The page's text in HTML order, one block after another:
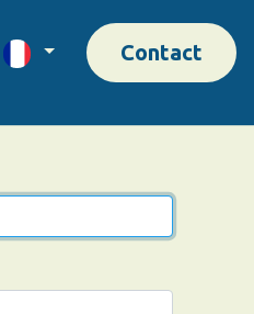
Contact